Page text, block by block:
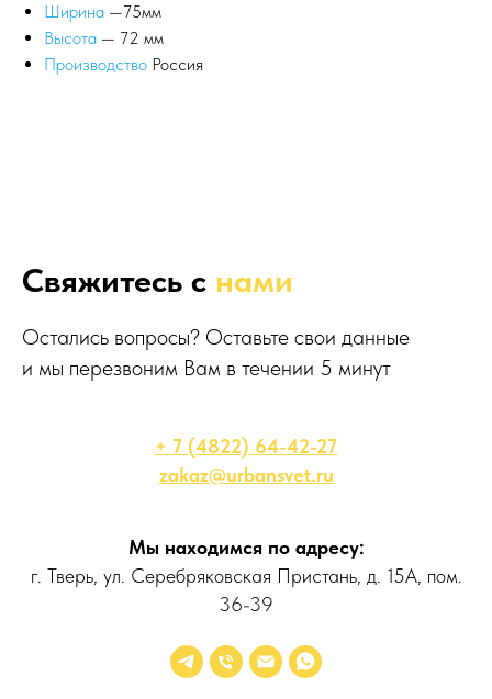
Ширина —75мм
Высота — 72 мм
Производство Россия
Свяжитесь с нами
Остались вопросы? Оставьте свои данные
и мы перезвоним Вам в течении 5 минут
+ 7 (4822) 64-42-27
zakaz@urbansvet.ru
Мы находимся по адресу:
г. Тверь, ул. Серебряковская Пристань, д. 15А, пом.
36-39